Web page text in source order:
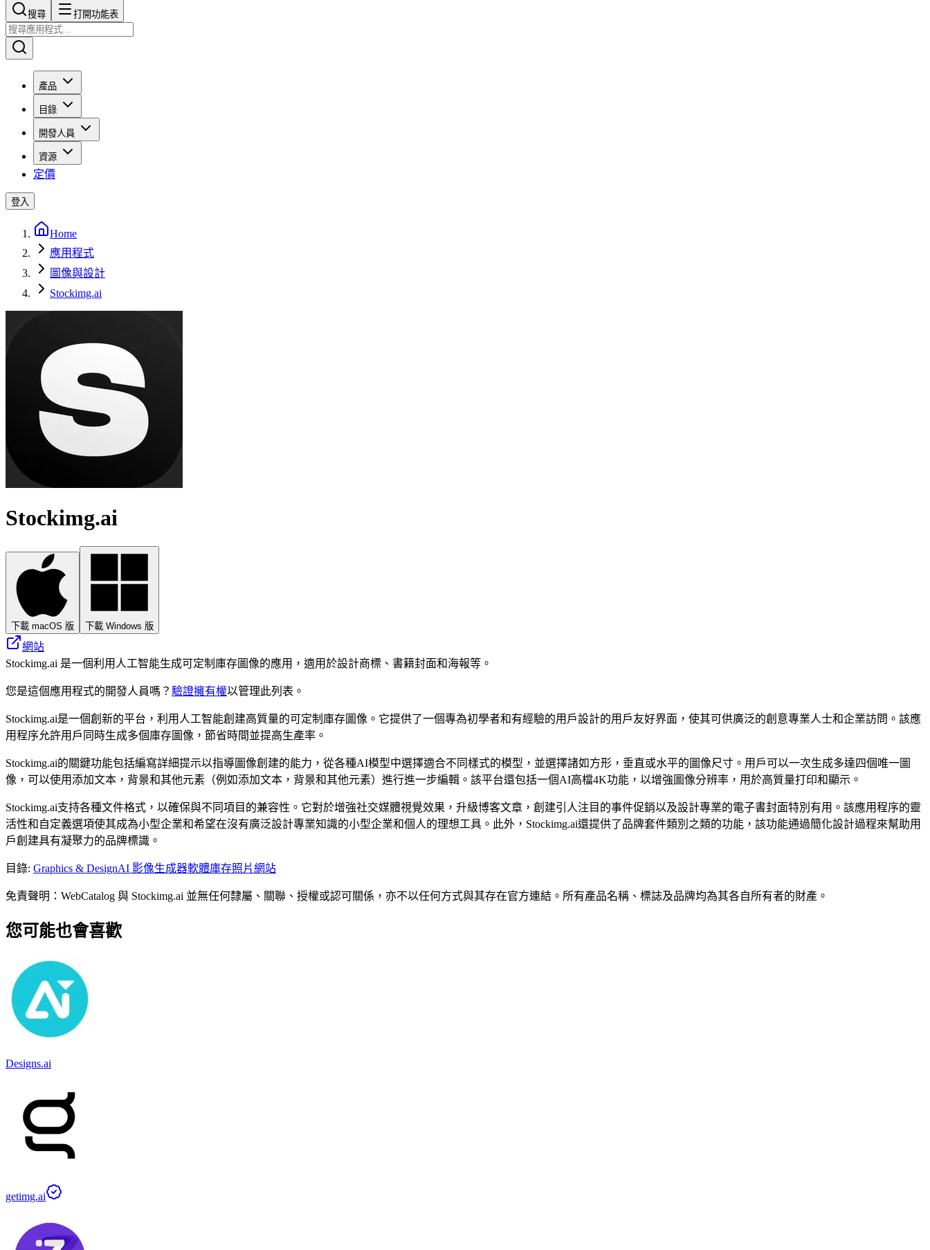
搜尋​​​​ 打開功能表
產品
目錄
開發人員
資源
定價
登入
Home
應用程式
圖像與設計
Stockimg.ai
Stockimg.ai
下載 macOS 版 下載 Windows 版
網站
Stockimg.ai 是一個利用人工智能生成可定制庫存圖像的應用，適用於設計商標、書籍封面和海報等。
您是這個應用程式的開發人員嗎？ 驗證擁有權以管理此列表。
Stockimg.ai是一個創新的平台，利用人工智能創建高質量的可定制庫存圖像。它提供了一個專為初學者和有經驗的用戶設計的用戶友好界面，使其可供廣泛的創意專業人士和企業訪問。該應
用程序允許用戶同時生成多個庫存圖像，節省時間並提高生產率。
Stockimg.ai的關鍵功能包括編寫詳細提示以指導圖像創建的能力，從各種AI模型中選擇適合不同樣式的模型，並選擇諸如方形，垂直或水平的圖像尺寸。用戶可以一次生成多達四個唯一圖
像，可以使用添加文本，背景和其他元素（例如添加文本，背景和其他元素）進行進一步編輯。該平台還包括一個AI高檔4K功能，以增強圖像分辨率，用於高質量打印和顯示。
Stockimg.ai支持各種文件格式，以確保與不同項目的兼容性。它對於增強社交媒體視覺效果，升級博客文章，創建引人注目的事件促銷以及設計專業的電子書封面特別有用。該應用程序的靈
活性和自定義選項使其成為小型企業和希望在沒有廣泛設計專業知識的小型企業和個人的理想工具。此外，Stockimg.ai還提供了品牌套件類別之類的功能，該功能通過簡化設計過程來幫助用
戶創建具有凝聚力的品牌標識。
目錄: Graphics & DesignAI 影像生成器軟體庫存照片網站
免責聲明：WebCatalog 與 Stockimg.ai 並無任何隸屬、關聯、授權或認可關係，亦不以任何方式與其存在官方連結。所有產品名稱、標誌及品牌均為其各自所有者的財產。
您可能也會喜歡
Designs.ai
getimg.ai